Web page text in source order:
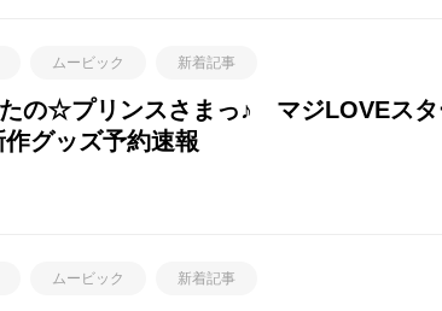
ムービック 新着記事
の☆プリンスさまっ♪ マジLOVEス
グッズ予約速報
ムービック 新着記事